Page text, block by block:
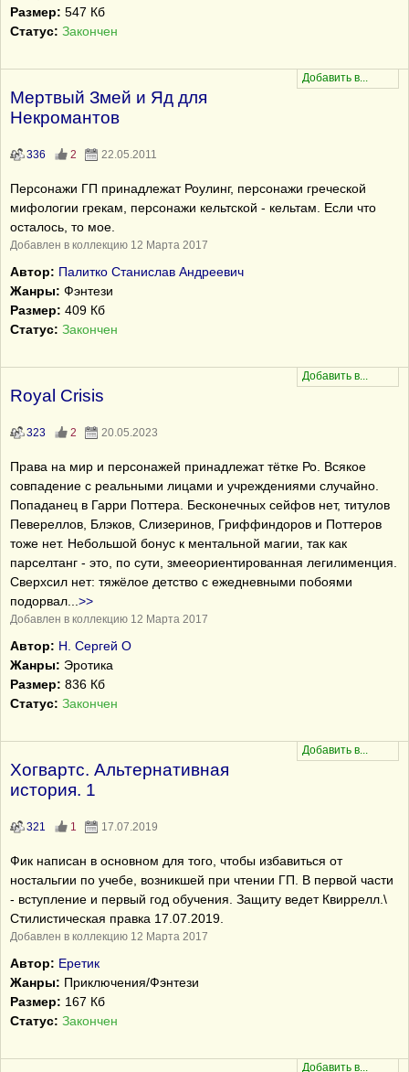
Размер: 547 Кб
Статус: Закончен
Мертвый Змей и Яд для
Некромантов
336 2 22.05.2011
Персонажи ГП принадлежат Роулинг, персонажи греческой
мифологии грекам, персонажи кельтской - кельтам. Если что
осталось, то мое.
Добавлен в коллекцию 12 Марта 2017
Автор: Палитко Станислав Андреевич
Жанры: Фэнтези
Размер: 409 Кб
Статус: Закончен
Royal Crisis
323 2 20.05.2023
Права на мир и персонажей принадлежат тётке Ро. Всякое
совпадение с реальными лицами и учреждениями случайно.
Попаданец в Гарри Поттера. Бесконечных сейфов нет, титулов
Певереллов, Блэков, Слизеринов, Гриффиндоров и Поттеров
тоже нет. Небольшой бонус к ментальной магии, так как
парселтанг - это, по сути, змееориентированная легилименция.
Сверхсил нет: тяжёлое детство с ежедневными побоями
подорвал
>>
Добавлен в коллекцию 12 Марта 2017
Автор: Н. Сергей О
Жанры: Эротика
Размер: 836 Кб
Статус: Закончен
Хогвартс. Альтернативная
история. 1
321 1 17.07.2019
Фик написан в основном для того, чтобы избавиться от
ностальгии по учебе, возникшей при чтении ГП. В первой части
- вступление и первый год обучения. Защиту ведет Квиррелл.\
Стилистическая правка 17.07.2019.
Добавлен в коллекцию 12 Марта 2017
Автор: Еретик
Жанры: Приключения/Фэнтези
Размер: 167 Кб
Статус: Закончен